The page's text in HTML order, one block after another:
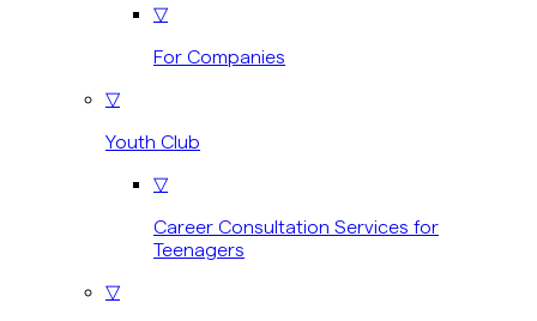
▽
For Companies
▽
Youth Club
▽
Career Consultation Services for
Teenagers
▽